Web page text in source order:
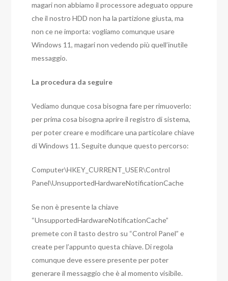
magari non abbiamo il processore adeguato oppure
che il nostro HDD non ha la partizione giusta, ma
non ce ne importa: vogliamo comunque usare
Windows 11, magari non vedendo più quell’inutile
messaggio.
La procedura da seguire
Vediamo dunque cosa bisogna fare per rimuoverlo:
per prima cosa bisogna aprire il registro di sistema,
per poter creare e modificare una particolare chiave
di Windows 11. Seguite dunque questo percorso:
Computer\HKEY_CURRENT_USER\Control
Panel\UnsupportedHardwareNotificationCache
Se non è presente la chiave
“UnsupportedHardwareNotificationCache”
premete con il tasto destro su “Control Panel” e
create per l’appunto questa chiave. Di regola
comunque deve essere presente per poter
generare il messaggio che è al momento visibile.